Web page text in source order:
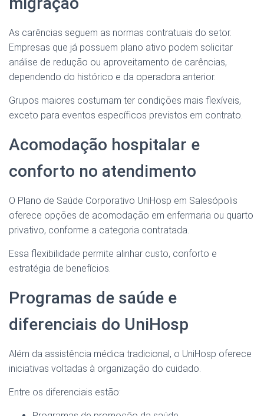
As carências seguem as normas contratuais do setor.
Empresas que já possuem plano ativo podem solicitar
análise de redução ou aproveitamento de carências,
dependendo do histórico e da operadora anterior.
Grupos maiores costumam ter condições mais flexíveis,
exceto para eventos específicos previstos em contrato.
Acomodação hospitalar e
conforto no atendimento
O Plano de Saúde Corporativo UniHosp em Salesópolis
oferece opções de acomodação em enfermaria ou quarto
privativo, conforme a categoria contratada.
Essa flexibilidade permite alinhar custo, conforto e
estratégia de benefícios.
Programas de saúde e
diferenciais do UniHosp
Além da assistência médica tradicional, o UniHosp oferece
iniciativas voltadas à organização do cuidado.
Entre os diferenciais estão: